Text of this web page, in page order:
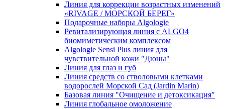
Линия для коррекции возрастных изменений
«RIVAGE / МОРСКОЙ БЕРЕГ»
Подарочные наборы Algologie
Ревитализирующая линия с ALGO4
биомиметическим комплексом
Algologie Sensi Plus линия для
чувcтвительной кожи "Дюны"
Линия для глаз и губ
Линия средств со стволовыми клетками
водорослей Морской Сад (Jardin Marin)
Базовая линия "Очищение и детоксикация"
Линия глобальное омоложение